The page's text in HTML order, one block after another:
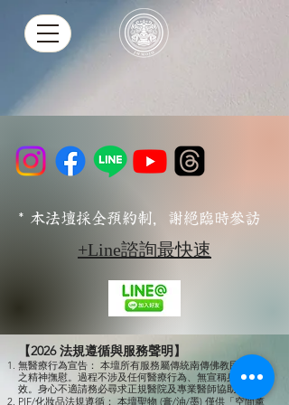
* 本法壇採全預約制，謝絕臨時參訪
+Line諮詢最快速
【2026 法規遵循與服務聲明】
無醫療行為宣告： 本壇所有服務屬傳統南傳佛教民俗信仰
之精神撫慰。過程不涉及任何醫療行為、無宣稱身心療
效。身心不適請務必尋求正規醫院及專業醫師協助。
PIF/化妝品法規遵循： 本壇聖物 (膏/油/墨) 僅供「空間薰